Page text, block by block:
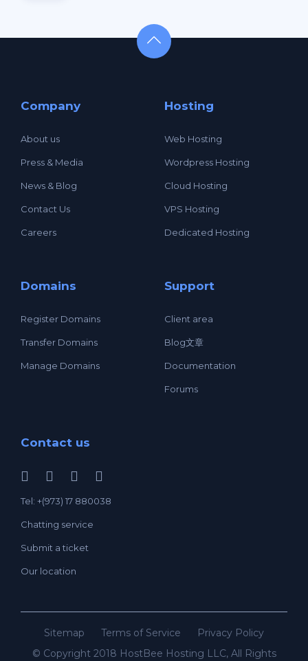
Company
About us
Press & Media
News & Blog
Contact Us
Careers
Hosting
Web Hosting
Wordpress Hosting
Cloud Hosting
VPS Hosting
Dedicated Hosting
Domains
Register Domains
Transfer Domains
Manage Domains
Support
Client area
Blog文章
Documentation
Forums
Contact us
Tel: +(973) 17 880038
Chatting service
Submit a ticket
Our location
Sitemap Terms of Service
Privacy Policy
© Copyright 2018 HostBee Hosting LLC, All Rights